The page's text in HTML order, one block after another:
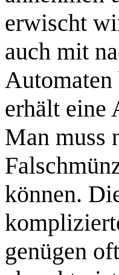
erwischt
auch mit
Automaten
erhält eine
Man muss
können.
genügen